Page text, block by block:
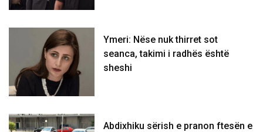
Ymeri: Nëse nuk thirret sot
seanca, takimi i radhës është
sheshi
Abdixhiku sërish e pranon ftesën e